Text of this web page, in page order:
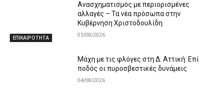
ΕΠΙΚΑΙΡΟΤΗΤΑ
Ανασχηματισμός με περιορισμένες
αλλαγές – Τα νέα πρόσωπα στην
Κυβέρνηση Χριστοδουλίδη
05/08/2026
Μάχη με τις φλόγες στη Δ. Αττική: Επί
ποδός οι πυροσβεστικές δυνάμεις
04/08/2026